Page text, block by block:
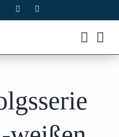
Instagram